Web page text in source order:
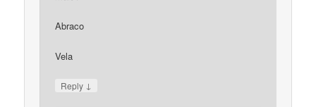
Abraco
Vela
Reply ↓